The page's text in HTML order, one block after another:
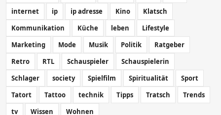
internet
ip ip adresse Kino
Klatsch
Kommunikation
Küche leben
Lifestyle
Marketing
Mode Musik Politik
Ratgeber
Retro
RTL Schauspieler
Schauspielerin
Schlager
society Spielfilm Spiritualität
Sport
Tatort
Tattoo technik Tipps Tratsch
Trends
tv
Wissen Wohnen